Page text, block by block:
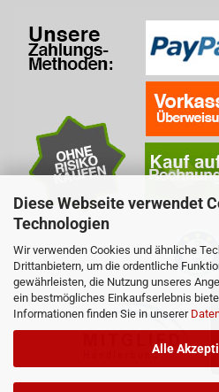
Diese Webseite verwendet
Technologien
Wir verwenden Cookies und ähnliche
Drittanbietern, um die ordentliche
gewährleisten, die Nutzung unseres
ein bestmögliches Einkaufserlebnis
Informationen finden Sie in unserer
Alle